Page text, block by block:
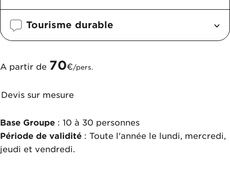
Tourisme durable
A partir de 70€/pers.
Devis sur mesure
Base Groupe : 10 à 30 personnes
Période de validité : Toute l'année le lundi, mercredi,
jeudi et vendredi.